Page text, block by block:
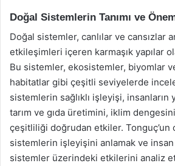
Doğal Sistemlerin Tanımı ve
Doğal sistemler, canlılar ve cansızlar
etkileşimleri içeren karmaşık yapılar
Bu sistemler, ekosistemler, biyomlar
habitatlar gibi çeşitli seviyelerde
sistemlerin sağlıklı işleyişi, insanların
tarım ve gıda üretimini, iklim
çeşitliliği doğrudan etkiler. Tonguç’un
sistemlerin işleyişini anlamak ve
sistemler üzerindeki etkilerini analiz